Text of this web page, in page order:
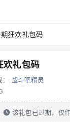
包码 -
狂欢礼包码
欢礼包码
战斗吧精灵
该礼包已过期，仅